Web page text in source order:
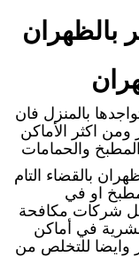
بالظهران
بالمنزل فان
ومن اكثر الأماكن
والحمامات
بالقضاء التام
او في
شركات مكافحة
في أماكن
وايضا للتخلص من